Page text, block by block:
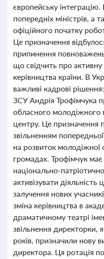
європейську
попередніх міністрів, а
офіційного початку
Це призначення
припинення
що свідчить про
керівництва країни. В
важливі кадрові
ЗСУ Андрія Трофімчука
обласного молодіжного
центру. Це призначення
звільненням
на розвиток молодіжної
громадах. Трофімчук
національно-
активізувати діяльність
залучення нових
зміна керівництва в
драматичному театрі
звільнення
років, призначили нову
директора. Ця ротація